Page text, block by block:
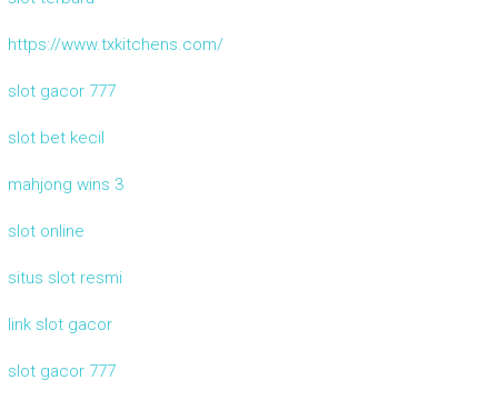
https://www.txkitchens.com/
slot gacor 777
slot bet kecil
mahjong wins 3
slot online
situs slot resmi
link slot gacor
slot gacor 777